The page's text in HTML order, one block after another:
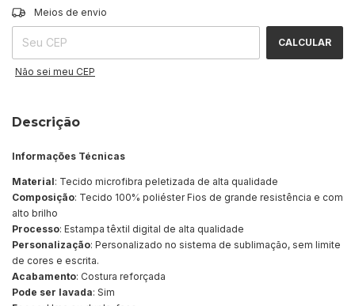
Entregas para o CEP:
Meios de envio
CALCULAR
Não sei meu CEP
Descrição
Informações Técnicas
Material: Tecido microfibra peletizada de alta qualidade
Composição: Tecido 100% poliéster Fios de grande resistência e com
alto brilho
Processo: Estampa têxtil digital de alta qualidade
Personalização: Personalizado no sistema de sublimação, sem limite
de cores e escrita.
Acabamento: Costura reforçada
Pode ser lavada: Sim